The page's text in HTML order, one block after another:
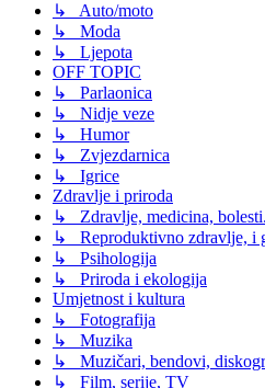
↳ Auto/moto
↳ Moda
↳ Ljepota
OFF TOPIC
↳ Parlaonica
↳ Nidje veze
↳ Humor
↳ Zvjezdarnica
↳ Igrice
Zdravlje i priroda
↳ Zdravlje, medicina,
↳ Reproduktivno zdravlje, i
↳ Psihologija
↳ Priroda i ekologija
Umjetnost i kultura
↳ Fotografija
↳ Muzika
↳ Muzičari, bendovi,
↳ Film, serije, TV